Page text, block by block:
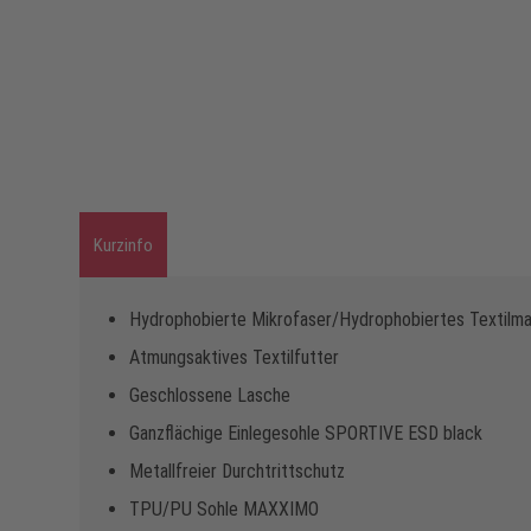
Kurzinfo
Hydrophobierte Mikrofaser/Hydrophobiertes
Atmungsaktives Textilfutter
Geschlossene Lasche
Ganzflächige Einlegesohle SPORTIVE ESD black
Metallfreier Durchtrittschutz
TPU/PU Sohle MAXXIMO